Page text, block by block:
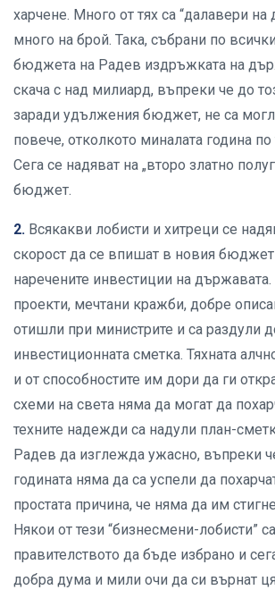
харчене. Много от тях са “далавери на
много на брой. Така, събрани по
бюджета на Радев издръжката на
скача с над милиард, въпреки че до
заради удължения бюджет, не са
повече, отколкото миналата година
Сега се надяват на „второ златно
бюджет.
2. Всякакви лобисти и хитреци се
скорост да се впишат в новия
наречените инвестиции на
проекти, мечтани кражби, добре
отишли при министрите и са раздули
инвестиционната сметка. Тяхната
и от способностите им дори да ги
схеми на света няма да могат да
техните надежди са надули план-
Радев да изглежда ужасно, въпреки
годината няма да са успели да
простата причина, че няма да им
Някои от тези “бизнесмени-лобисти”
правителството да бъде избрано и
добра дума и мили очи да си върнат